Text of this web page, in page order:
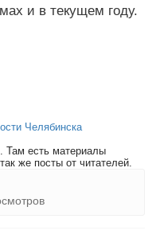
и в текущем году.
Челябинска
. Там есть материалы
же посты от читателей.